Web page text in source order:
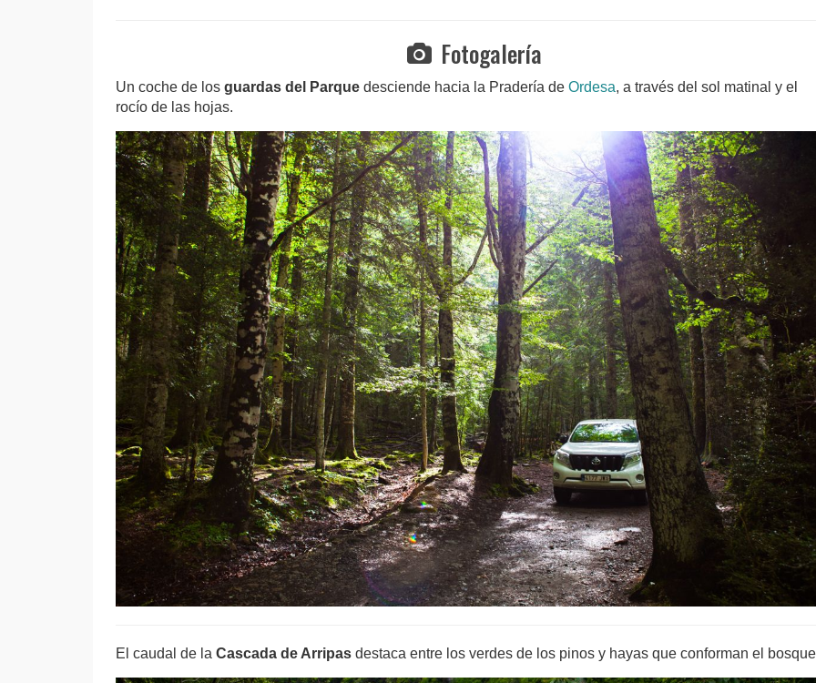
Fotogalería
Un coche de los guardas del Parque desciende hacia la Pradería de Ordesa, a través del sol matinal y el
rocío de las hojas.
El caudal de la Cascada de Arripas destaca entre los verdes de los pinos y hayas que conforman el